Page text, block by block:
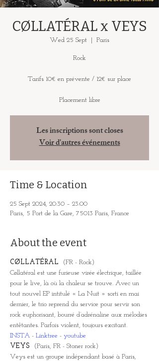
CØLLATÉRAL x VEYS
Wed 25 Sept Paris
Rock
Tarifs 10€ en prévente / 12€ sur place
Placement libre
Les inscriptions sont closes
Voir d'autres événements
Time & Location
25 Sept 2024, 20:30 – 23:00
Paris, 5 Port de la Gare, 75013 Paris, France
About the event
CØLLATÉRAL
(FR - Rock)
Cøllatéral est une furieuse virée électrique, taillée
pour le live, là où la chaleur se trouve. Avec un
tout nouvel EP intitulé « La Nuit » sorti en mai
dernier, le trio reprend du service pour servir son
rock euphorisant, bourré d’adrénaline aux mélodies
entêtantes. Parfois violent, toujours excitant.
INSTA - Linktree - youtube
VEYS
(Paris, FR - Stoner rock)
Veys est un groupe indépendant basé à Paris,